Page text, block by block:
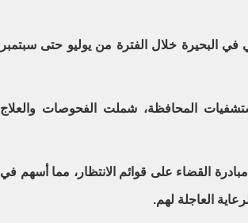
البحيرة خلال الفترة من يوليو حتى سبتمبر
بمستشفيات المحافظة، شملت الفحوصات والعلاج
ضمن مبادرة القضاء على قوائم الانتظار، مما أسهم في
العاجلة لهم.